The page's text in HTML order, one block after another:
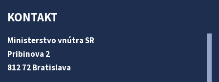
KONTAKT
Ministerstvo vnútra SR
Pribinova 2
812 72 Bratislava